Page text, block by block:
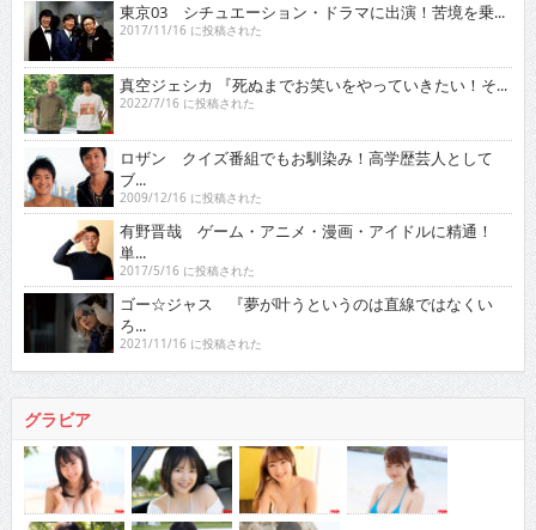
東京03 シチュエーション・ドラマに出演！苦境を乗...
2017/11/16 に投稿された
真空ジェシカ 『死ぬまでお笑いをやっていきたい！そ...
2022/7/16 に投稿された
ロザン クイズ番組でもお馴染み！高学歴芸人として
ブ...
2009/12/16 に投稿された
有野晋哉 ゲーム・アニメ・漫画・アイドルに精通！
単...
2017/5/16 に投稿された
ゴー☆ジャス 『夢が叶うというのは直線ではなくい
ろ...
2021/11/16 に投稿された
グラビア